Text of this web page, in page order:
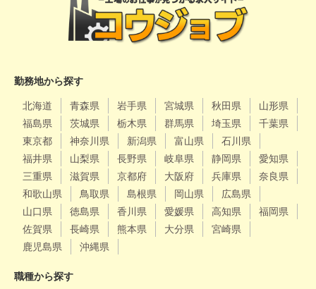
勤務地から探す
北海道 青森県 岩手県 宮城県 秋田県
山形県
福島県
茨城県 栃木県 群馬県 埼玉県
千葉県
東京都
神奈川県 新潟県 富山県
石川県
福井県
山梨県 長野県 岐阜県 静岡県
愛知県
三重県
滋賀県 京都府 大阪府 兵庫県
奈良県
和歌山県
鳥取県 島根県 岡山県
広島県
山口県
徳島県 香川県 愛媛県 高知県
福岡県
佐賀県
長崎県 熊本県 大分県
宮崎県
鹿児島県
沖縄県
職種から探す